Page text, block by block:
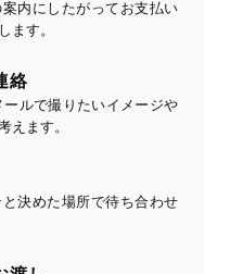
内にしたがってお支払い
ます。
絡
ルで撮りたいイメージや
えます。
決めた場所で待ち合わせ